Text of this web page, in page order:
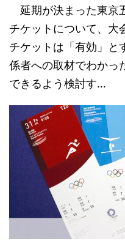
延期が決まった東京
チケットについて、大
チケットは「有効」と
係者への取材でわかっ
できるよう検討す…